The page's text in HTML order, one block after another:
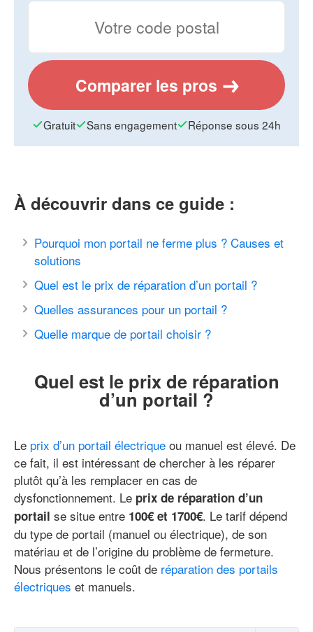
Comparer les pros
Gratuit Sans engagement Réponse sous 24h
À découvrir dans ce guide :
Pourquoi mon portail ne ferme plus ? Causes et
solutions
Quel est le prix de réparation d’un portail ?
Quelles assurances pour un portail ?
Quelle marque de portail choisir ?
Quel est le prix de réparation
d’un portail ?
Le prix d’un portail électrique ou manuel est élevé. De
ce fait, il est intéressant de chercher à les réparer
plutôt qu’à les remplacer en cas de
dysfonctionnement. Le prix de réparation d’un
portail se situe entre 100€ et 1700€. Le tarif dépend
du type de portail (manuel ou électrique), de son
matériau et de l’origine du problème de fermeture.
Nous présentons le coût de réparation des portails
électriques et manuels.